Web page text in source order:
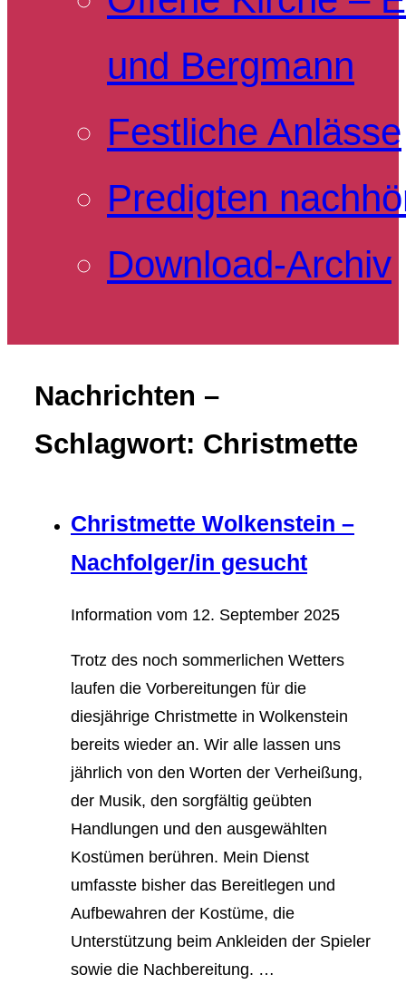
und Bergmann
Festliche Anlässe
Predigten
Download-Archiv
Nachrichten –
Schlagwort: Christmette
Christmette Wolkenstein –
Nachfolger/in gesucht
Information vom 12. September 2025
Trotz des noch sommerlichen Wetters
laufen die Vorbereitungen für die
diesjährige Christmette in Wolkenstein
bereits wieder an. Wir alle lassen uns
jährlich von den Worten der Verheißung,
der Musik, den sorgfältig geübten
Handlungen und den ausgewählten
Kostümen berühren. Mein Dienst
umfasste bisher das Bereitlegen und
Aufbewahren der Kostüme, die
Unterstützung beim Ankleiden der Spieler
sowie die Nachbereitung. …